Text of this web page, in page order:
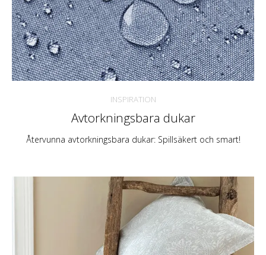
INSPIRATION
Avtorkningsbara dukar
Återvunna avtorkningsbara dukar: Spillsäkert och smart!